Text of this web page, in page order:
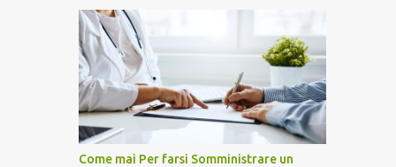
Come mai Per farsi Somministrare un